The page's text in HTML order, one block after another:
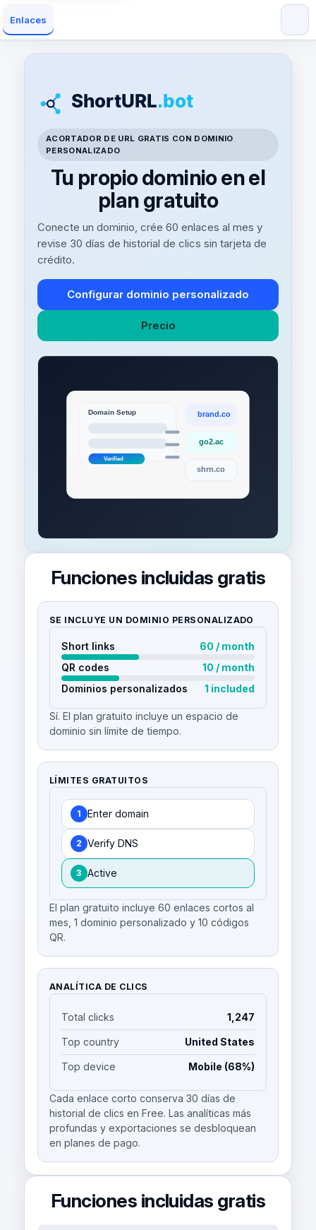
Enlaces
ACORTADOR DE URL GRATIS CON DOMINIO
PERSONALIZADO
Tu propio dominio en el
plan gratuito
Conecte un dominio, crée 60 enlaces al mes y
revise 30 días de historial de clics sin tarjeta de
crédito.
Configurar dominio personalizado
Precio
Funciones incluidas gratis
SE INCLUYE UN DOMINIO PERSONALIZADO
Short links
60 / month
QR codes
10 / month
Dominios personalizados
1 included
Sí. El plan gratuito incluye un espacio de
dominio sin límite de tiempo.
LÍMITES GRATUITOS
1 Enter domain
2 Verify DNS
3 Active
El plan gratuito incluye 60 enlaces cortos al
mes, 1 dominio personalizado y 10 códigos
QR.
ANALÍTICA DE CLICS
Total clicks 1,247
Top country United States
Top device Mobile (68%)
Cada enlace corto conserva 30 días de
historial de clics en Free. Las analíticas más
profundas y exportaciones se desbloquean
en planes de pago.
Funciones incluidas gratis